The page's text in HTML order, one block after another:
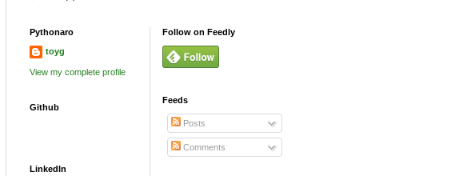
Pythonaro
toyg
View my complete profile
Github
LinkedIn
Follow on Feedly
Feeds
Posts
Comments